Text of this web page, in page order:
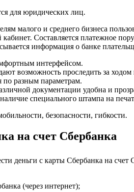
для юридических лиц.
малого и среднего бизнеса
кабинет. Составляется платежное
информация о банке
интерфейсом.
возможность проследить за ходом
по разным параметрам.
документации удобна и
специального штампа на
безопасности, гибкости.
на счет Сбербанка
деньги с карты Сбербанка на
(через интернет);